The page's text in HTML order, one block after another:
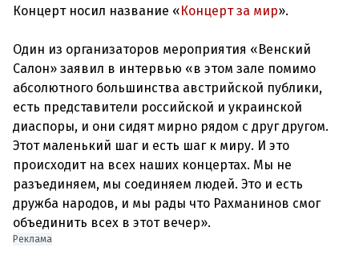
Концерт носил название «Концерт за мир».
Один из организаторов мероприятия «Венский
Салон» заявил в интервью «в этом зале помимо
абсолютного большинства австрийской публики,
есть представители российской и украинской
диаспоры, и они сидят мирно рядом с друг другом.
Этот маленький шаг и есть шаг к миру. И это
происходит на всех наших концертах. Мы не
разъединяем, мы соединяем людей. Это и есть
дружба народов, и мы рады что Рахманинов смог
Реклама